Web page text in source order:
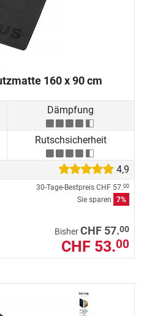
160 x 90 cm
Dämpfung
Rutschsicherheit
4,9
30-Tage-Bestpreis CHF 57.00
Sie sparen 7%
BisherCHF 57.00
CHF 53.00